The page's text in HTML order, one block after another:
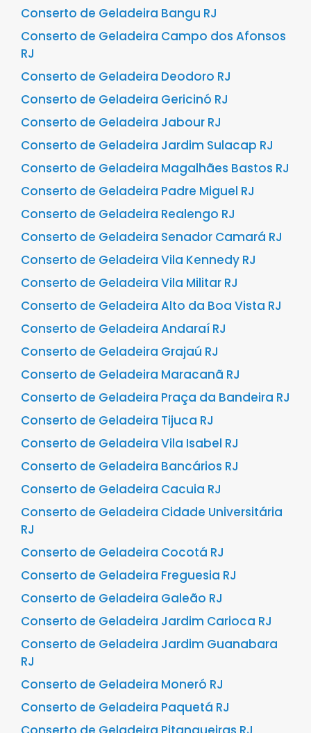
Conserto de Geladeira Bangu RJ
Conserto de Geladeira Campo dos Afonsos
RJ
Conserto de Geladeira Deodoro RJ
Conserto de Geladeira Gericinó RJ
Conserto de Geladeira Jabour RJ
Conserto de Geladeira Jardim Sulacap RJ
Conserto de Geladeira Magalhães Bastos RJ
Conserto de Geladeira Padre Miguel RJ
Conserto de Geladeira Realengo RJ
Conserto de Geladeira Senador Camará RJ
Conserto de Geladeira Vila Kennedy RJ
Conserto de Geladeira Vila Militar RJ
Conserto de Geladeira Alto da Boa Vista RJ
Conserto de Geladeira Andaraí RJ
Conserto de Geladeira Grajaú RJ
Conserto de Geladeira Maracanã RJ
Conserto de Geladeira Praça da Bandeira RJ
Conserto de Geladeira Tijuca RJ
Conserto de Geladeira Vila Isabel RJ
Conserto de Geladeira Bancários RJ
Conserto de Geladeira Cacuia RJ
Conserto de Geladeira Cidade Universitária
RJ
Conserto de Geladeira Cocotá RJ
Conserto de Geladeira Freguesia RJ
Conserto de Geladeira Galeão RJ
Conserto de Geladeira Jardim Carioca RJ
Conserto de Geladeira Jardim Guanabara
RJ
Conserto de Geladeira Moneró RJ
Conserto de Geladeira Paquetá RJ